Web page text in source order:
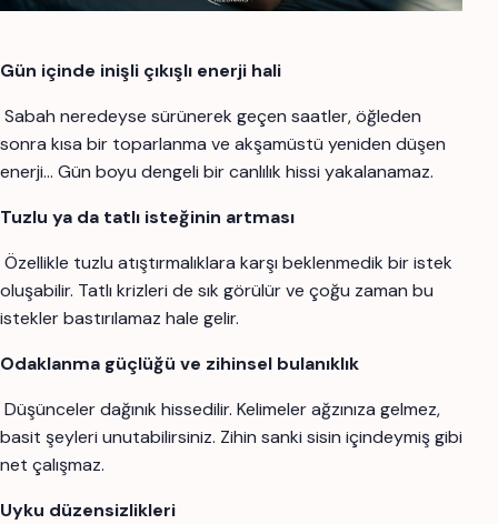
Gün içinde inişli çıkışlı enerji hali
Sabah neredeyse sürünerek geçen saatler, öğleden
sonra kısa bir toparlanma ve akşamüstü yeniden düşen
enerji… Gün boyu dengeli bir canlılık hissi yakalanamaz.
Tuzlu ya da tatlı isteğinin artması
Özellikle tuzlu atıştırmalıklara karşı beklenmedik bir istek
oluşabilir. Tatlı krizleri de sık görülür ve çoğu zaman bu
istekler bastırılamaz hale gelir.
Odaklanma güçlüğü ve zihinsel bulanıklık
Düşünceler dağınık hissedilir. Kelimeler ağzınıza gelmez,
basit şeyleri unutabilirsiniz. Zihin sanki sisin içindeymiş gibi
net çalışmaz.
Uyku düzensizlikleri